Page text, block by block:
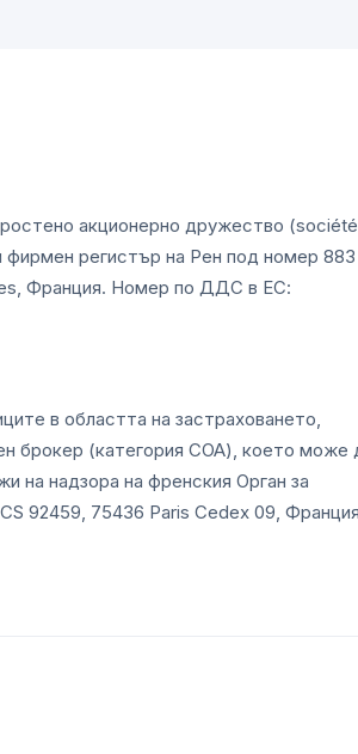
акционерно дружество (société
фирмен регистър на Рен под номер 883
Франция. Номер по ДДС в ЕС:
в областта на застраховането,
брокер (категория COA), което може
на надзора на френския Орган за
92459, 75436 Paris Cedex 09,